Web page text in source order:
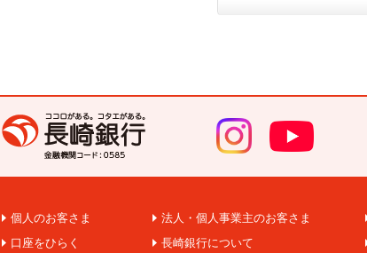
個人のお客さま
口座をひらく
法人・個人事業主のお客さま
長崎銀行について